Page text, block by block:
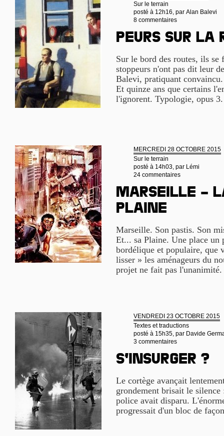
Sur le terrain
posté à 12h16, par Alan Balevi
8 commentaires
Peurs sur la
Sur le bord des routes, ils
stoppeurs n'ont pas dit leur
Balevi, pratiquant
Et quinze ans que certains
l'ignorent. Typologie, opus
MERCREDI 28 OCTOBRE 2015
Sur le terrain
posté à 14h03, par Lémi
24 commentaires
Marseille –
Plaine
Marseille. Son pastis. Son
Et... sa Plaine. Une place un
bordélique et populaire, que
lisser » les aménageurs du
projet ne fait pas l'unanimité.
VENDREDI 23 OCTOBRE 2015
Textes et traductions
posté à 15h35, par Davide
3 commentaires
S’insurger ?
Le cortège avançait
grondement brisait le silence
police avait disparu.
progressait d'un bloc de